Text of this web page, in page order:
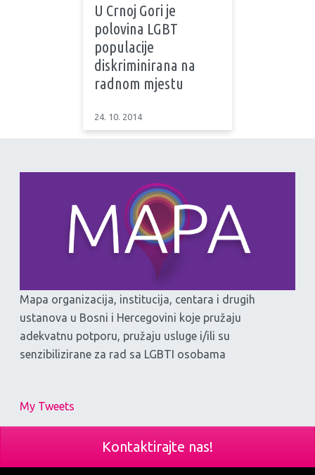
U Crnoj Gori je
polovina LGBT
populacije
diskriminirana na
radnom mjestu
24. 10. 2014
Mapa organizacija, institucija, centara i drugih
ustanova u Bosni i Hercegovini koje pružaju
adekvatnu potporu, pružaju usluge i/ili su
senzibilizirane za rad sa LGBTI osobama
My Tweets
Kontaktirajte nas!